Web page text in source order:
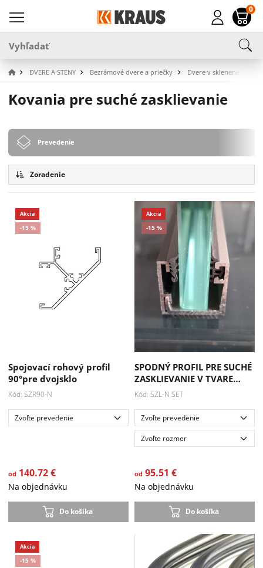
0
DVERE A STENY Bezrámové dvere a priečky Dvere v sklenenej
Kovania pre suché zasklievanie
Prevedenie
Zoradenie
Akcia
Spojovací rohový profil
90°pre dvojsklo
Kód: SZR90-N
od140.72 €
Na objednávku
Do košíka
Akcia
-15 %
SPODNÝ PROFIL PRE SUCHÉ
ZASKLIEVANIE V TVARE…
Kód: SZL-N SET
od 95.51 €
Na objednávku
Do košíka